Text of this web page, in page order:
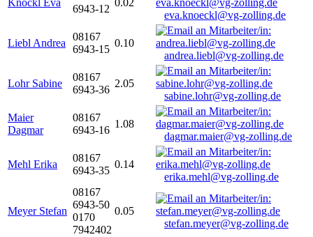
Knöckl Eva
6943-12
0.02
eva.knoeckl@vg-zolling.de
Liebl Andrea
08167
6943-15
0.10
andrea.liebl@vg-zolling.de
Lohr Sabine
08167
6943-36
2.05
sabine.lohr@vg-zolling.de
Maier
Dagmar
08167
6943-16
1.08
dagmar.maier@vg-zolling.de
Mehl Erika
08167
6943-35
0.14
erika.mehl@vg-zolling.de
Meyer Stefan
08167
6943-50
0170
7942402
0.05
stefan.meyer@vg-zolling.de